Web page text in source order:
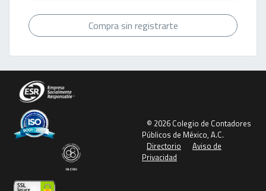
Compra sin registrarte
© 2026 Colegio de Contadores
Públicos de México, A.C.
Directorio
Aviso de
Privacidad